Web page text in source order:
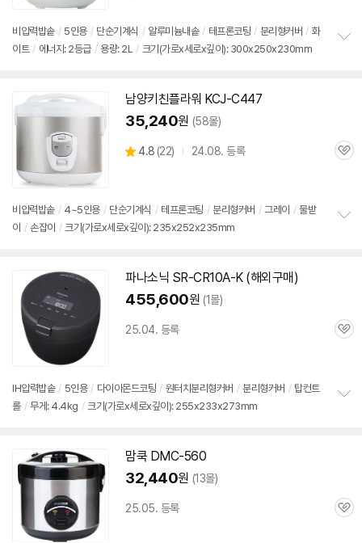
뷰
비압력밥솥 / 5인용 / 단순기계식 / 알루미늄내솥 / 테프론코팅 / 분리형커버 / 화
이트 / 에너지: 2등급 / 용량: 2L / 크기(가로x세로x깊이): 300x250x230mm
남양키친플라워 KCJ-C447
35,240원 (58몰)
별
4.8 (상
뷰
22) 24.08. 등록
관
비압력밥솥 / 4~5인용 / 단순기계식 / 테프론코팅 / 분리형커버 / 그레이 / 물받
이 / 손잡이 / 크기(가로x세로x깊이): 235x252x235mm
파나소닉 SR-CR10A-K (해외구매)
455,600원 (1몰)
25.04. 등록
관
IH압력밥솥 / 5인용 / 다이아몬드코팅 / 원터치분리형커버 / 분리형커버 / 탑컨트
롤 / 무게: 4.4kg / 크기(가로x세로x깊이): 255x233x273mm
맘쿡 DMC-560
32,440원 (13몰)
25.05. 등록
관